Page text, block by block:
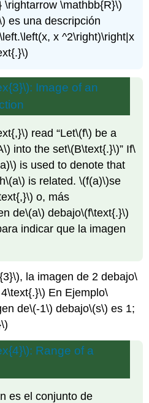
\rightarrow \mathbb{R}\)
es una descripción
x ^2\right)\right|x
: Image of an
read “Let\(f\) be a
into the set\(B\text{.}\)” If\
is used to denote that
\(a\) is related.\(f(a)\)se
o, más
de\(a\) debajo\(f\text{.}\)
indicar que la imagen
, la imagen de 2 debajo\
En Ejemplo\
de\(-1\) debajo\(s\) es 1;
: Range of a
es el conjunto de